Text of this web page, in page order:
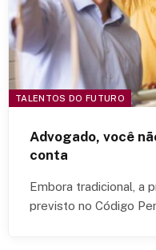
TALENTOS DO FUTURO
Advogado, você
conta
Embora tradicional, a
previsto no Código